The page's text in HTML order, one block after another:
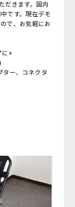
だきます。国内
です。現在デモ
で、お気軽にお
に>
ター、コネクタ